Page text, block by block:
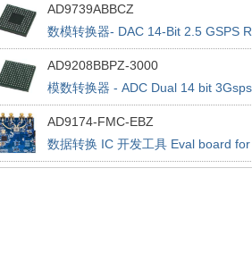
AD9739ABBCZ
数模转换器- DAC 14-Bit 2.5 GSPS
AD9208BBPZ-3000
模数转换器 - ADC Dual 14 bit 3Gsps
ADC w/JESD204B
AD9174-FMC-EBZ
数据转换 IC 开发工具 Eval board for
the AD9174